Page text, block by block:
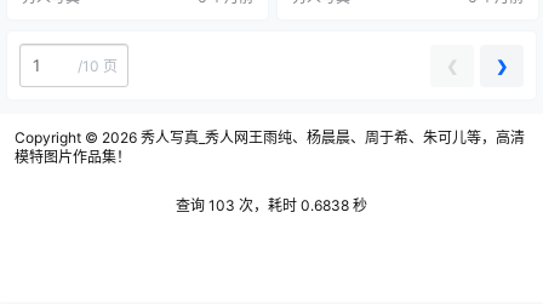
幽微光线爬过哥特式建筑的残破石
柱，勾勒出她包裹在繁复蕾丝与冷
玛本尊降临了。她身上那套恶魔猎
人的制服，剪裁贴身得像是第二层
裹的…
/10 页 ❮ ❯
Copyright © 2026 秀人写真_秀人网王雨纯、杨晨晨、周于希、朱可儿等，高清
模特图片作品集！
查询 103 次，耗时 0.6838 秒